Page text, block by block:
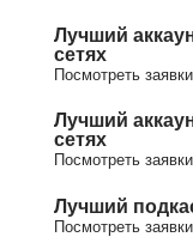
Лучший
сетях
Посмотреть
Лучший
сетях
Посмотреть
Лучший
Посмотреть